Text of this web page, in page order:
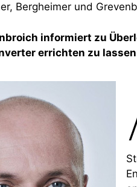
Bergheimer und
informiert zu
errichten zu